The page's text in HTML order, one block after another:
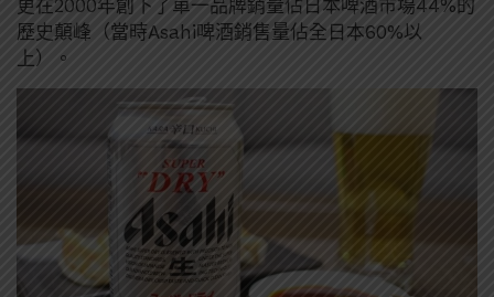
更在2000年創下了單一品牌銷量佔日本啤酒市場44%的
歷史顛峰（當時Asahi啤酒銷售量佔全日本60%以
上）。